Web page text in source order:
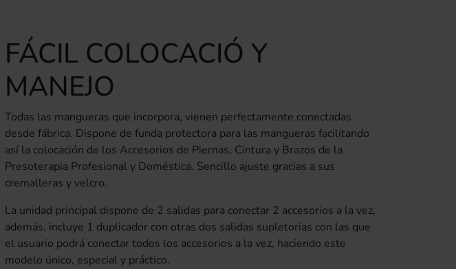
FÁCIL COLOCACIÓ Y
MANEJO
Todas las mangueras que incorpora, vienen perfectamente conectadas
desde fábrica. Dispone de funda protectora para las mangueras facilitando
así la colocación de los Accesorios de Piernas, Cintura y Brazos de la
Presoterapia Profesional y Doméstica. Sencillo ajuste gracias a sus
cremalleras y velcro.
La unidad principal dispone de 2 salidas para conectar 2 accesorios a la vez,
además, incluye 1 duplicador con otras dos salidas supletorias con las que
el usuario podrá conectar todos los accesorios a la vez, haciendo este
modelo único, especial y práctico.